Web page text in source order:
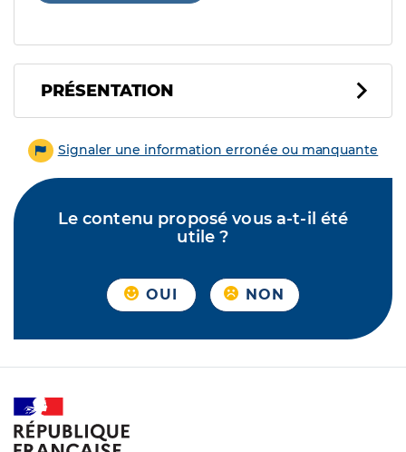
PRÉSENTATION
Signaler une information erronée ou manquante
Le contenu proposé vous a-t-il été
utile ?
OUI NON